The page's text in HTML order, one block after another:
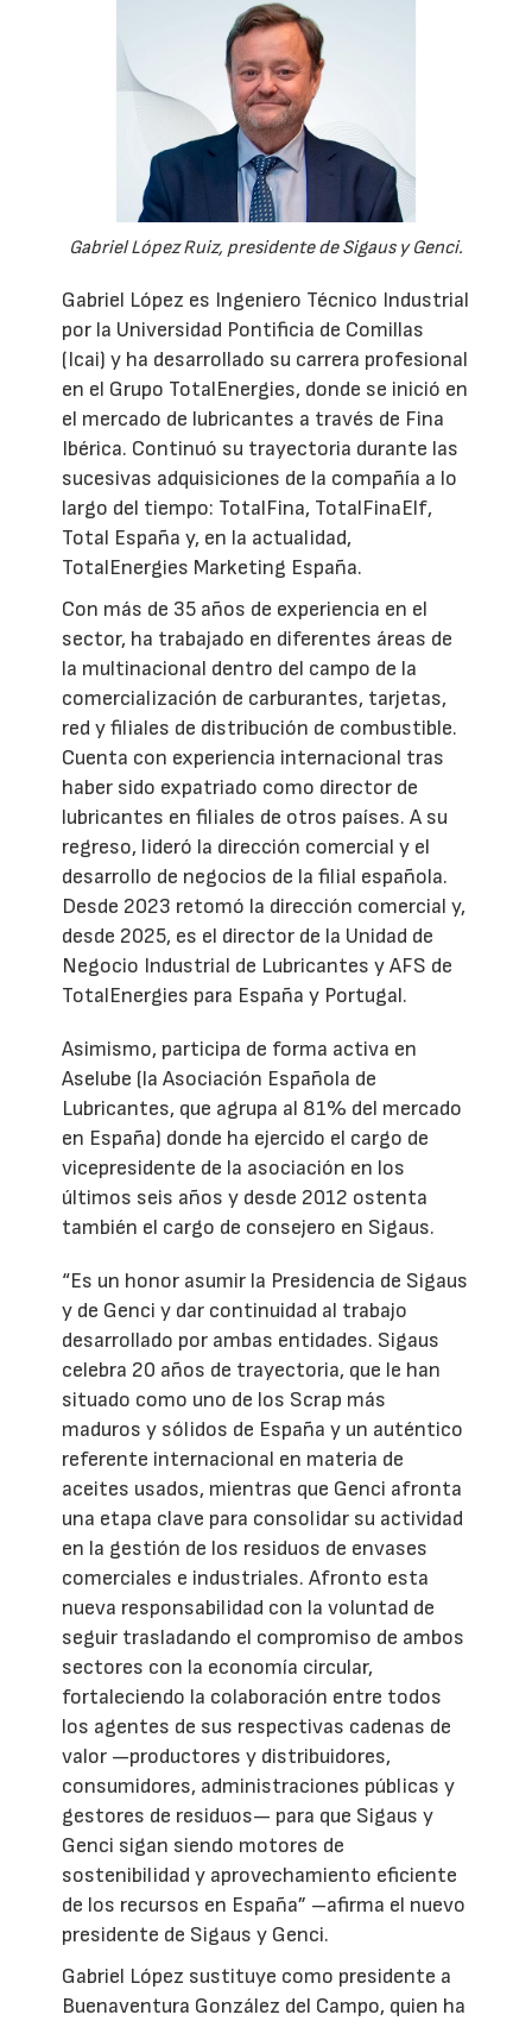
Gabriel López Ruiz, presidente de Sigaus y Genci.
Gabriel López es Ingeniero Técnico Industrial
por la Universidad Pontificia de Comillas
(Icai) y ha desarrollado su carrera profesional
en el Grupo TotalEnergies, donde se inició en
el mercado de lubricantes a través de Fina
Ibérica. Continuó su trayectoria durante las
sucesivas adquisiciones de la compañía a lo
largo del tiempo: TotalFina, TotalFinaElf,
Total España y, en la actualidad,
TotalEnergies Marketing España.
Con más de 35 años de experiencia en el
sector, ha trabajado en diferentes áreas de
la multinacional dentro del campo de la
comercialización de carburantes, tarjetas,
red y filiales de distribución de combustible.
Cuenta con experiencia internacional tras
haber sido expatriado como director de
lubricantes en filiales de otros países. A su
regreso, lideró la dirección comercial y el
desarrollo de negocios de la filial española.
Desde 2023 retomó la dirección comercial y,
desde 2025, es el director de la Unidad de
Negocio Industrial de Lubricantes y AFS de
TotalEnergies para España y Portugal.
Asimismo, participa de forma activa en
Aselube (la Asociación Española de
Lubricantes, que agrupa al 81% del mercado
en España) donde ha ejercido el cargo de
vicepresidente de la asociación en los
últimos seis años y desde 2012 ostenta
también el cargo de consejero en Sigaus.
“Es un honor asumir la Presidencia de Sigaus
y de Genci y dar continuidad al trabajo
desarrollado por ambas entidades. Sigaus
celebra 20 años de trayectoria, que le han
situado como uno de los Scrap más
maduros y sólidos de España y un auténtico
referente internacional en materia de
aceites usados, mientras que Genci afronta
una etapa clave para consolidar su actividad
en la gestión de los residuos de envases
comerciales e industriales. Afronto esta
nueva responsabilidad con la voluntad de
seguir trasladando el compromiso de ambos
sectores con la economía circular,
fortaleciendo la colaboración entre todos
los agentes de sus respectivas cadenas de
valor —productores y distribuidores,
consumidores, administraciones públicas y
gestores de residuos— para que Sigaus y
Genci sigan siendo motores de
sostenibilidad y aprovechamiento eficiente
de los recursos en España” –afirma el nuevo
presidente de Sigaus y Genci.
Gabriel López sustituye como presidente a
Buenaventura González del Campo, quien ha